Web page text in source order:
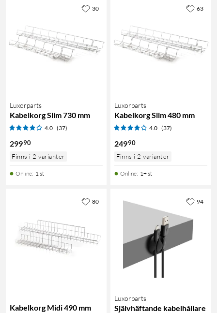
Luxorparts
Kabelkorg Slim 730 mm
4.0 (37)
29990
Finns i 2 varianter
Online: 1 st
30
Luxorparts
Kabelkorg Slim 480 mm
4.0 (37)
24990
Finns i 2 varianter
Online: 1+ st
63
Kabelkorg Midi 490 mm
80
Luxorparts
Självhäftande kabelhållare
94